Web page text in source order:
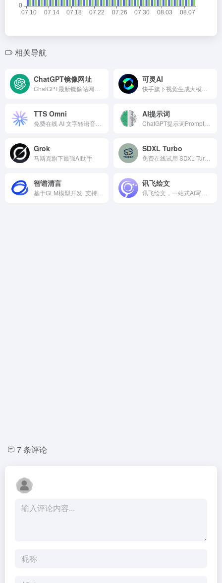
相关导航
ChatGPT镜像网址 可灵AI
TTS Omni AI提示词
Grok
马斯克旗下最强AI助手
SDXL Turbo
智谱清言 讯飞绘文
7 条评论